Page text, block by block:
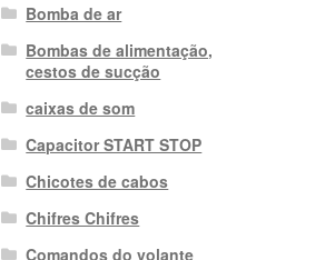
Bomba de ar
Bombas de alimentação,
cestos de sucção
caixas de som
Capacitor START STOP
Chicotes de cabos
Chifres Chifres
Comandos do volante